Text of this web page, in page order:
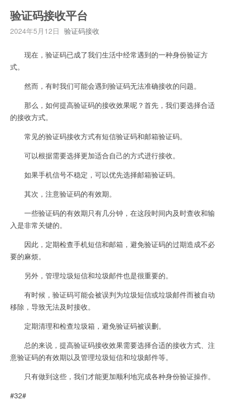
验证码接收平台
2024年5月12日 验证码接收
现在，验证码已成了我们生活中经常遇到的一种身份验证方
式。
然而，有时我们可能会遇到验证码无法准确接收的问题。
那么，如何提高验证码的接收效果呢？首先，我们要选择合适
的接收方式。
常见的验证码接收方式有短信验证码和邮箱验证码。
可以根据需要选择更加适合自己的方式进行接收。
如果手机信号不稳定，可以优先选择邮箱验证码。
其次，注意验证码的有效期。
一些验证码的有效期只有几分钟，在这段时间内及时查收和输
入是非常关键的。
因此，定期检查手机短信和邮箱，避免验证码的过期造成不必
要的麻烦。
另外，管理垃圾短信和垃圾邮件也是很重要的。
有时候，验证码可能会被误判为垃圾短信或垃圾邮件而被自动
移除，导致无法及时接收。
定期清理和检查垃圾箱，避免验证码被误删。
总的来说，提高验证码接收效果需要选择合适的接收方式、注
意验证码的有效期以及管理垃圾短信和垃圾邮件等。
只有做到这些，我们才能更加顺利地完成各种身份验证操作。
#32#